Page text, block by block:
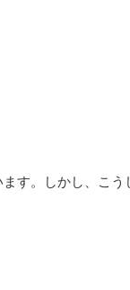
す。しかし、こう